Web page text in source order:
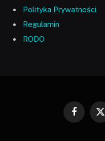
Polityka Prywatności
Regulamin
RODO
Facebook
X